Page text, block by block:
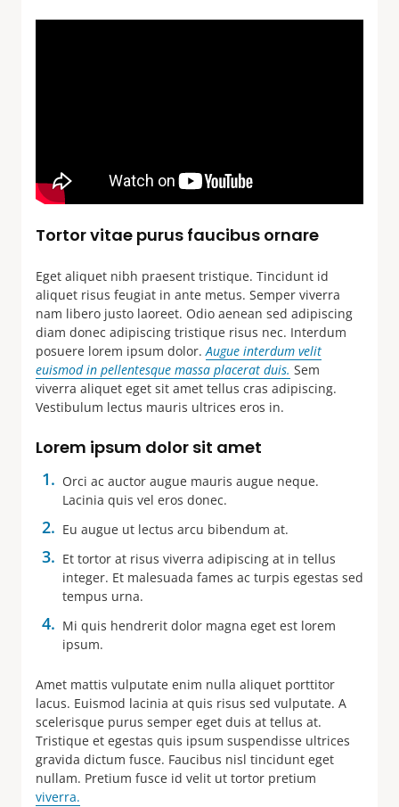
Tortor vitae purus faucibus ornare
Eget aliquet nibh praesent tristique. Tincidunt id
aliquet risus feugiat in ante metus. Semper viverra
nam libero justo laoreet. Odio aenean sed adipiscing
diam donec adipiscing tristique risus nec. Interdum
posuere lorem ipsum dolor.Augue interdum velit
euismod in pellentesque massa placerat duis. Sem
viverra aliquet eget sit amet tellus cras adipiscing.
Vestibulum lectus mauris ultrices eros in.
Lorem ipsum dolor sit amet
Orci ac auctor augue mauris augue neque.
Lacinia quis vel eros donec.
Eu augue ut lectus arcu bibendum at.
Et tortor at risus viverra adipiscing at in tellus
integer. Et malesuada fames ac turpis egestas sed
tempus urna.
Mi quis hendrerit dolor magna eget est lorem
ipsum.
Amet mattis vulputate enim nulla aliquet porttitor
lacus. Euismod lacinia at quis risus sed vulputate. A
scelerisque purus semper eget duis at tellus at.
Tristique et egestas quis ipsum suspendisse ultrices
gravida dictum fusce. Faucibus nisl tincidunt eget
nullam. Pretium fusce id velit ut tortor pretium
viverra.